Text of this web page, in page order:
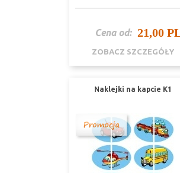
Cena od: 21,00
ZOBACZ SZCZEGÓŁY
Naklejki na kapcie K1